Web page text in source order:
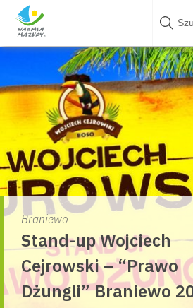
Skip
Braniewo
Stand-up Wojciech
Cejrowski – “Prawo
Dżungli” Braniewo